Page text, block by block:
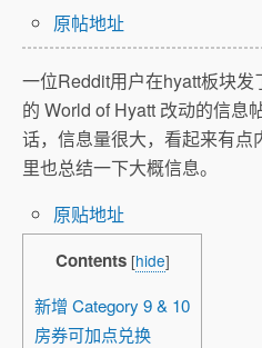
原帖地址
一位Reddit用户在hyatt板块
的 World of Hyatt 改动的信息
话，信息量很大，看起来有点
里也总结一下大概信息。
原贴地址
Contents [hide]
新增 Category 9 & 10
房券可加点兑换